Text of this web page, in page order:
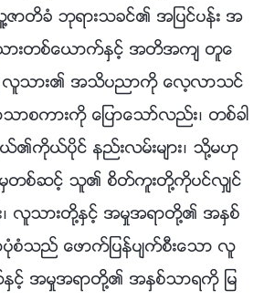
ာတိခံ ဘုရားသခင္၏ အျပင္ပန္း အ
ားတစ္ေယာက္ႏွင့္ အတိအက် တူေ
သား၏ အသိပညာကို ေလ့လာသင္
ာစကားကို ေျပာေသာ္လည္း၊ တစ္ခါ
၏ကိုယ္ပိုင္ နည္းလမ္းမ်ား၊ သို႔မဟု
းမွတစ္ဆင့္ သူ၏ စိတ္ကူးတို႔ကိုပင္လွ်င္
လူသားတို႔ႏွင့္ အမႈအရာတို႔၏ အႏွစ္
စံသည္ ေဖာက္ျပန္ပ်က္စီးေသာ လူ
င့္ အမႈအရာတို႔၏ အႏွစ္သာရကို ျမ